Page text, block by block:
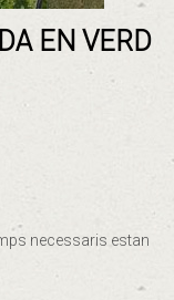
EN VERD
necessaris estan